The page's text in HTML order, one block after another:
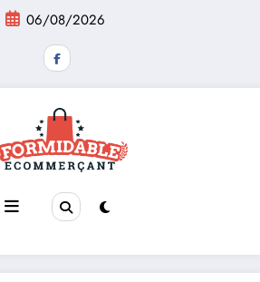
06/08/2026